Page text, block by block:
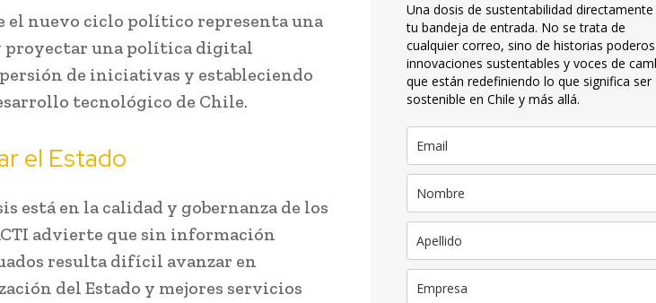
el nuevo ciclo político representa una
proyectar una política digital
de iniciativas y estableciendo
tecnológico de Chile.
el Estado
está en la calidad y gobernanza de los
advierte que sin información
resulta difícil avanzar en
del Estado y mejores servicios
Una dosis de sustentabilidad
tu bandeja de entrada. No se trata de
cualquier correo, sino de historias
innovaciones sustentables y voces de
que están redefiniendo lo que significa ser
sostenible en Chile y más allá.